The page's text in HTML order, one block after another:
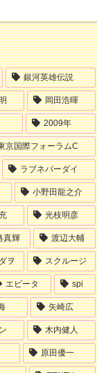
銀河英雄伝説
岡田浩暉
2009年
京国際フォーラムC
ラブネバーダイ
小野田龍之介
光枝明彦
真輝 渡辺大輔
ヲ スクルージ
エビータ spi
矢崎広
木内健人
原田優一